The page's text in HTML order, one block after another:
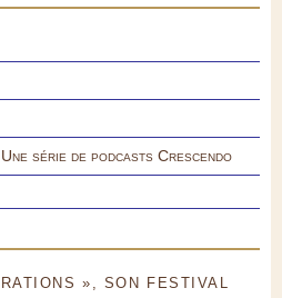
série de podcasts Crescendo
», SON FESTIVAL